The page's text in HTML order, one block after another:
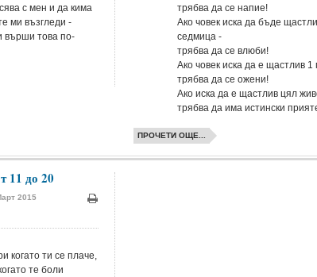
с мен и да кима
ми възгледи -
върши това по-
трябва да се напие!
Ако човек иска да бъде
седмица -
трябва да се влюби!
Ако човек иска да е щастлив 1
трябва да се ожени!
Ако иска да е щастлив цял
трябва да има истински
ПРОЧЕТИ ОЩЕ...
11 до 20
2015
Печат
когато ти се плаче,
те боли